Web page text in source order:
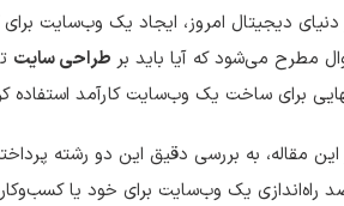
دنیای دیجیتال امروز، ایجاد یک وب‌سایت
مطرح می‌شود که آیا باید بر طراحی سایت
برای ساخت یک وب‌سایت کارآمد استفاده
این مقاله، به بررسی دقیق این دو رشته
راه‌اندازی یک وب‌سایت برای خود یا